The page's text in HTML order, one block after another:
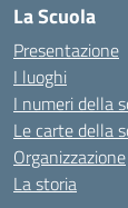
La Scuola
Presentazione
I luoghi
I numeri della
Le carte della
Organizzazione
La storia